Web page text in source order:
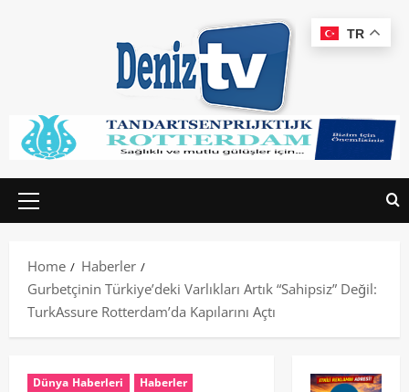
Home
Haberler
Gurbetçinin Türkiye’deki Varlıkları Artık “Sahipsiz” Değil:
TurkAssure Rotterdam’da Kapılarını Açtı
Dünya Haberleri Haberler
TR